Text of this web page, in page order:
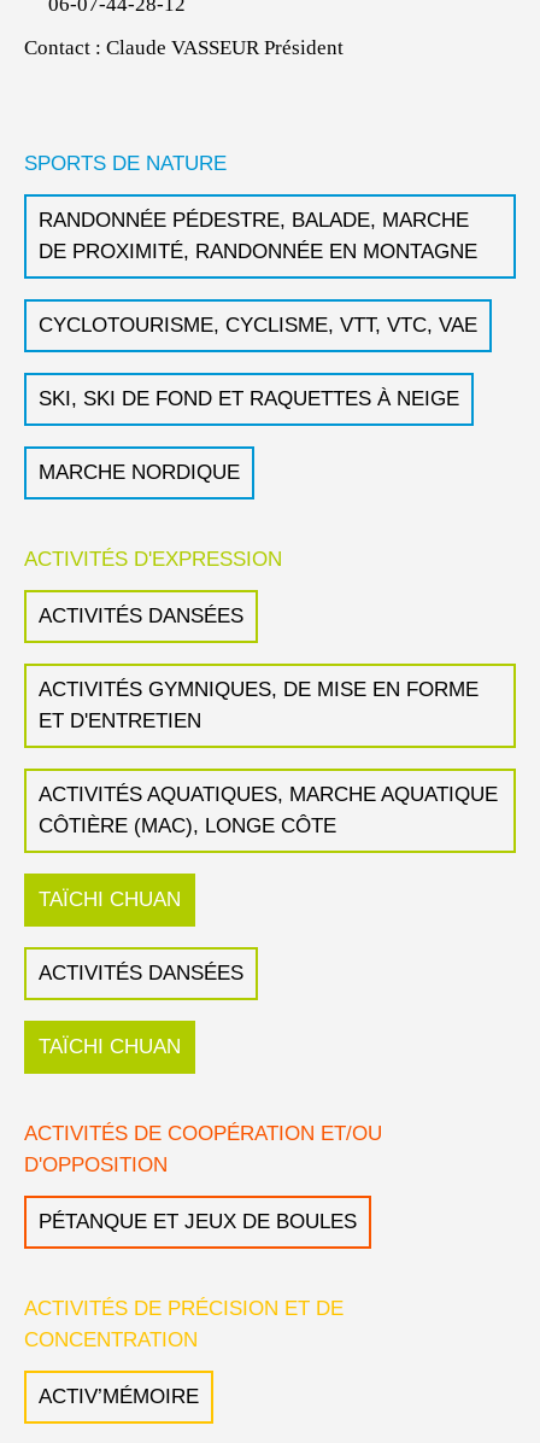
06-07-44-28-12
Contact : Claude VASSEUR Président
SPORTS DE NATURE
RANDONNÉE PÉDESTRE, BALADE, MARCHE
DE PROXIMITÉ, RANDONNÉE EN MONTAGNE
CYCLOTOURISME, CYCLISME, VTT, VTC, VAE
SKI, SKI DE FOND ET RAQUETTES À NEIGE
MARCHE NORDIQUE
ACTIVITÉS D'EXPRESSION
ACTIVITÉS DANSÉES
ACTIVITÉS GYMNIQUES, DE MISE EN FORME
ET D'ENTRETIEN
ACTIVITÉS AQUATIQUES, MARCHE AQUATIQUE
CÔTIÈRE (MAC), LONGE CÔTE
TAÏCHI CHUAN
ACTIVITÉS DANSÉES
TAÏCHI CHUAN
ACTIVITÉS DE COOPÉRATION ET/OU
D'OPPOSITION
PÉTANQUE ET JEUX DE BOULES
ACTIVITÉS DE PRÉCISION ET DE
CONCENTRATION
ACTIV’MÉMOIRE